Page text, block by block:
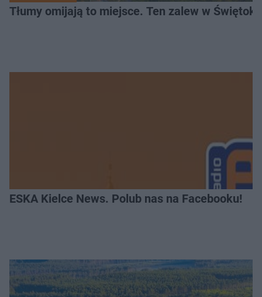
Tłumy omijają to miejsce. Ten zalew w
ESKA Kielce News. Polub nas na Facebooku!